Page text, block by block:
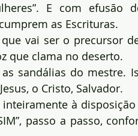
E com efusão
as Escrituras.
vai ser o precursor
que clama no deserto.
sandálias do mestre.
o Cristo, Salvador.
à
passo a passo,